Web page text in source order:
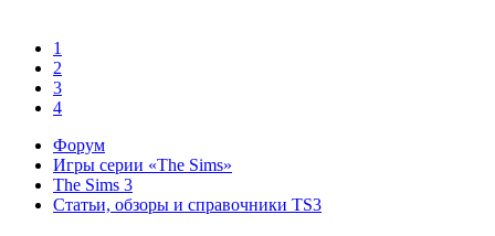
1
2
3
4
Форум
Игры серии «The Sims»
The Sims 3
Статьи, обзоры и справочники TS3